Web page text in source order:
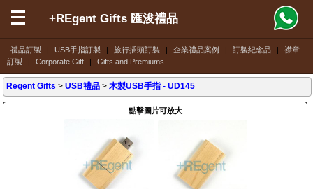
禮品訂製 | USB手指訂製 | 旅行插頭訂製 | 企業禮品案例 | 訂製紀念品 |
襟章
訂製
| Corporate Gift | Gifts and Premiums
+REgent Gifts 匯浚禮品
Regent Gifts >USB禮品 >木製USB手指 - UD145
點擊圖片可放大